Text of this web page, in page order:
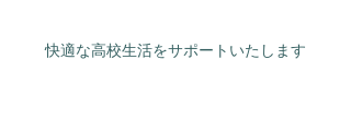
快適な高校生活を​サポートいたします